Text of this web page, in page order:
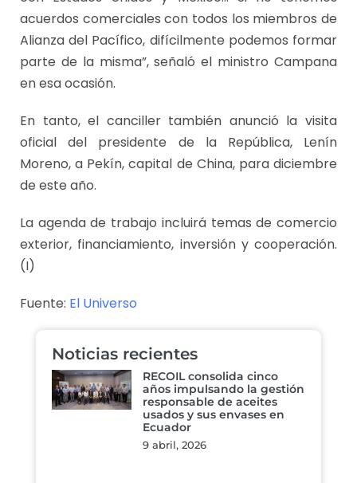
acuerdos comerciales con todos los miembros de
Alianza del Pacífico, difícilmente podemos formar
parte de la misma”, señaló el ministro Campana
en esa ocasión.
En tanto, el canciller también anunció la visita
oficial del presidente de la República, Lenín
Moreno, a Pekín, capital de China, para diciembre
de este año.
La agenda de trabajo incluirá temas de comercio
exterior, financiamiento, inversión y cooperación.
(I)
Fuente: El Universo
Noticias recientes
RECOIL consolida cinco
años impulsando la gestión
responsable de aceites
usados y sus envases en
Ecuador
9 abril, 2026